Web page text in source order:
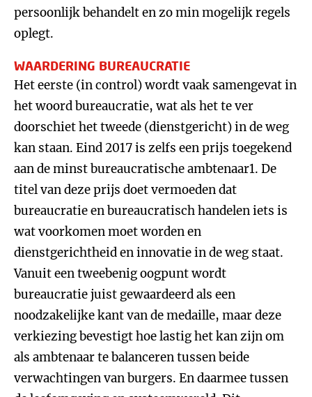
persoonlijk behandelt en zo min mogelijk regels
oplegt.
WAARDERING BUREAUCRATIE
Het eerste (in control) wordt vaak samengevat in
het woord bureaucratie, wat als het te ver
doorschiet het tweede (dienstgericht) in de weg
kan staan. Eind 2017 is zelfs een prijs toegekend
aan de minst bureaucratische ambtenaar1. De
titel van deze prijs doet vermoeden dat
bureaucratie en bureaucratisch handelen iets is
wat voorkomen moet worden en
dienstgerichtheid en innovatie in de weg staat.
Vanuit een tweebenig oogpunt wordt
bureaucratie juist gewaardeerd als een
noodzakelijke kant van de medaille, maar deze
verkiezing bevestigt hoe lastig het kan zijn om
als ambtenaar te balanceren tussen beide
verwachtingen van burgers. En daarmee tussen